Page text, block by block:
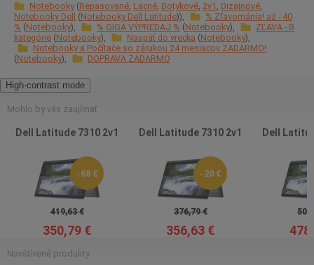
Notebooky Repasované Lacné Dotykové 2v1 Dizajnové
Notebooky Dell
Notebooky Dell Latitude
% Zľavománia! až - 40
% Notebooky % GIGA VÝPREDAJ % Notebooky
ZĽAVA - B
kategórie Notebooky Naspäť do vrecka Notebooky
Notebooky a Počítače so zárukou 24 mesiacov ZADARMO!
Notebooky
DOPRAVA ZADARMO
High-contrast mode
Mohlo by vás zaujímať
Dell Latitude 7310 2v1
- 68 €
419,63 €
350,79 €
Dell Latitude 7310 2v1
- 20 €
376,79 €
356,63 €
Dell
Navštívené produkty